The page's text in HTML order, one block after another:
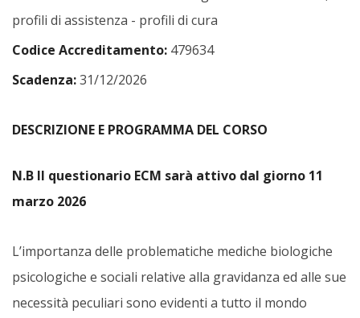
profili di assistenza - profili di cura
Codice Accreditamento: 479634
Scadenza:31/12/2026
DESCRIZIONE E PROGRAMMA DEL CORSO
N.B Il questionario ECM sarà attivo dal giorno 11
marzo 2026
L’importanza delle problematiche mediche biologiche
psicologiche e sociali relative alla gravidanza ed alle sue
necessità peculiari sono evidenti a tutto il mondo